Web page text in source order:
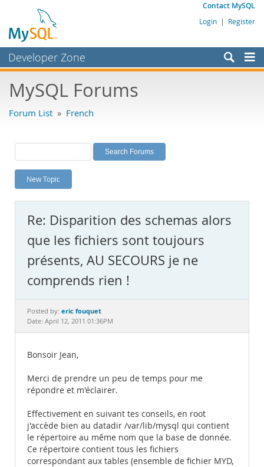
Contact MySQL
Login | Register
Developer Zone
Bugs
Labs
Planet MySQL
News and Events
MySQL.com
Downloads
Documentation
MySQL Forums
Forum List » French
New Topic
Re: Disparition des schemas alors
que les fichiers sont toujours
présents, AU SECOURS je ne
comprends rien !
Posted by: eric fouquet
Date: April 12, 2011 01:36PM
Bonsoir Jean,
Merci de prendre un peu de temps pour me
répondre et m'éclairer.
Effectivement en suivant tes conseils, en root
j'accède bien au datadir /var/lib/mysql qui contient
le répertoire au même nom que la base de donnée.
Ce répertoire contient tous les fichiers
correspondant aux tables (ensemble de fichier MYD,